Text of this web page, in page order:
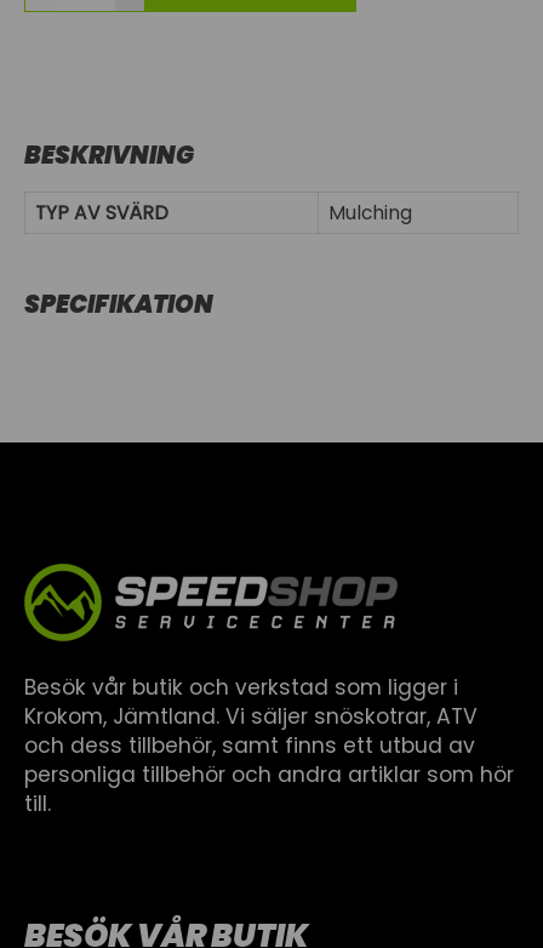
BESKRIVNING
TYP AV SVÄRD Mulching
SPECIFIKATION
Besök vår butik och verkstad som ligger i
Krokom, Jämtland. Vi säljer snöskotrar, ATV
och dess tillbehör, samt finns ett utbud av
personliga tillbehör och andra artiklar som hör
till.
BESÖK VÅR BUTIK